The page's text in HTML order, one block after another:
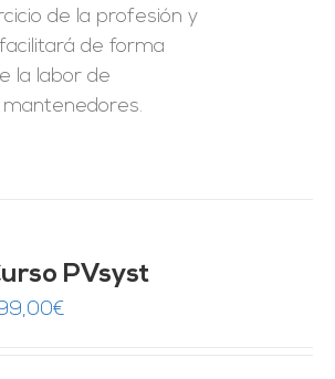
de la profesión y
de forma
la labor de
PVsyst
€